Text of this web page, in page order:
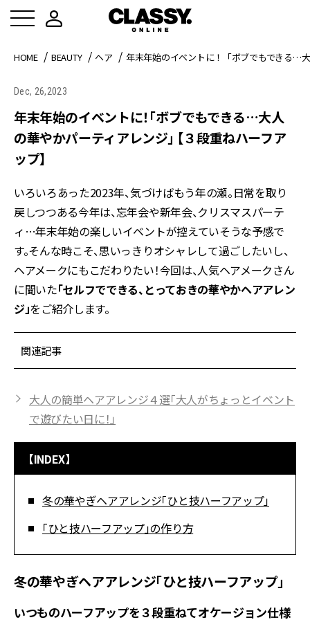
HOME BEAUTY ヘア 年末年始のイベントに！「ボブでもできる…
Dec, 26,2023
年末年始のイベントに！「ボブでもできる…大人
の華やかパーティアレンジ」 【３段重ねハーフア
ップ】
いろいろあった2023年、気づけばもう年の瀬。日常を取り
戻しつつある今年は、忘年会や新年会、クリスマスパーテ
ィ…年末年始の楽しいイベントが控えていそうな予感で
す。そんな時こそ、思いっきりオシャレして過ごしたいし、
ヘアメークにもこだわりたい！今回は、人気ヘアメークさん
に聞いた「セルフでできる、とっておきの華やかヘアアレン
ジ」をご紹介します。
関連記事
大人の簡単ヘアアレンジ４選「大人がちょっとイベント
で遊びたい日に！」
【INDEX】
冬の華やぎヘアアレンジ「ひと技ハーフアップ」
「ひと技ハーフアップ」の作り方
冬の華やぎヘアアレンジ「ひと技ハーフアップ」
いつものハーフアップを３段重ねてオケージョン仕様